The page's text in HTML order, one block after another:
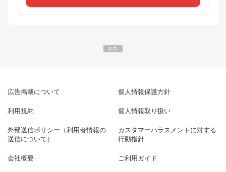
広告掲載について 個人情報保護方針
利用規約 個人情報取り扱い
外部送信ポリシー（利用者情報の
送信について）
カスタマーハラスメントに対する
行動指針
会社概要 ご利用ガイド